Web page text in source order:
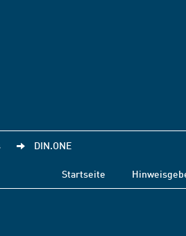
DIN.ONE
Startseite